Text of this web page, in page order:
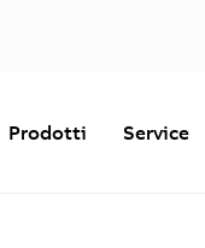
Prodotti Service